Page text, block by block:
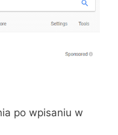
po wpisaniu w